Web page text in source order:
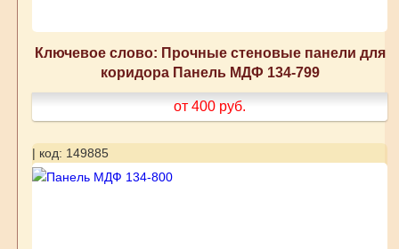
Ключевое слово: Прочные стеновые панели для
коридора Панель МДФ 134-799
от 400 руб.
| код: 149885